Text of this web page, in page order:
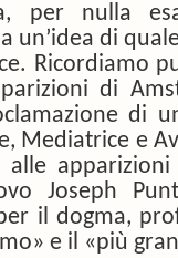
per nulla
un’idea di
Ricordiamo
di
di
Mediatrice e
alle
Joseph
il dogma,
e il «più